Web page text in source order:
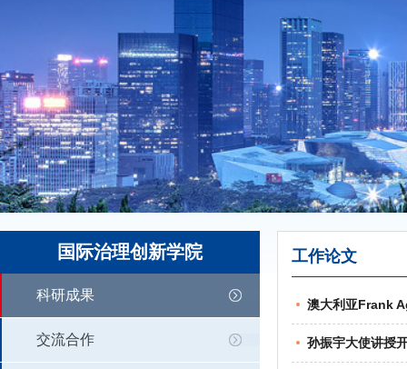
国际治理创新学院
科研成果
交流合作
工作论文
澳大利亚Frank
孙振宇大使讲授